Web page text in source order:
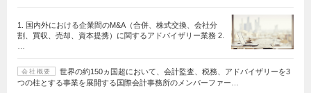
1. 国内外における企業間のM&A（合併、株式交換、会社分
割、買収、売却、資本提携）に関するアドバイザリー業務 2.
会社概要
世界の約150ヵ国超において、会計監査、税務、アドバイザリーを3
つの柱とする事業を展開する国際会計事務所のメンバーファー…